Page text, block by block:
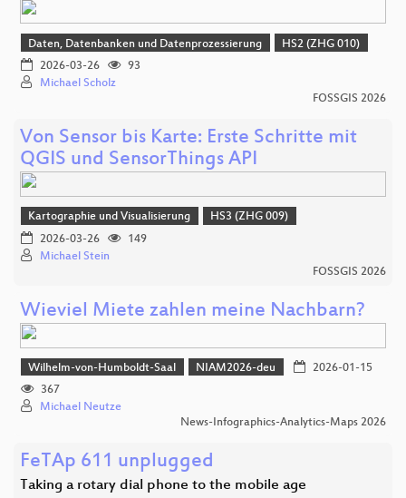
Daten, Datenbanken und Datenprozessierung
HS2 (ZHG 010)
2026-03-26
93
Michael Scholz
FOSSGIS 2026
Von Sensor bis Karte: Erste Schritte mit
QGIS und SensorThings API
Kartographie und Visualisierung
HS3 (ZHG 009)
2026-03-26
149
Michael Stein
FOSSGIS 2026
Wieviel Miete zahlen meine Nachbarn?
Wilhelm-von-Humboldt-Saal NIAM2026-deu
2026-01-15
367
Michael Neutze
News-Infographics-Analytics-Maps 2026
FeTAp 611 unplugged
Taking a rotary dial phone to the mobile age